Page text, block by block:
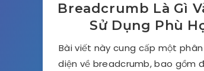
Breadcrumb Là Gì
Sử Dụng Phù
Bài viết này cung cấp một
diện về breadcrumb, bao gồm